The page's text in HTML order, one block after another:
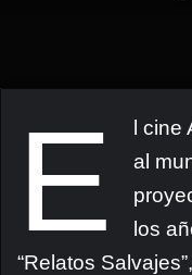
E
l
al
los
“Relatos